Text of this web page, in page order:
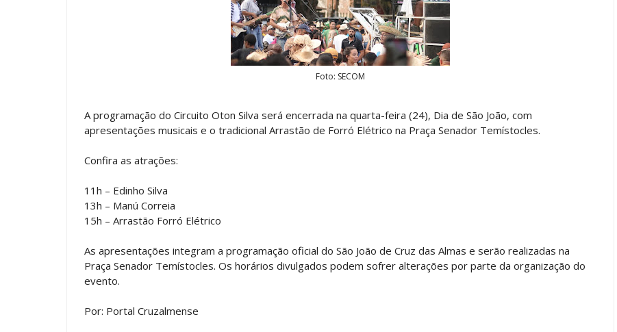
Foto: SECOM
A programação do Circuito Oton Silva será encerrada na quarta-feira (24), Dia de São João, com
apresentações musicais e o tradicional Arrastão de Forró Elétrico na Praça Senador Temístocles.
Confira as atrações:
11h – Edinho Silva
13h – Manú Correia
15h – Arrastão Forró Elétrico
As apresentações integram a programação oficial do São João de Cruz das Almas e serão realizadas na
Praça Senador Temístocles. Os horários divulgados podem sofrer alterações por parte da organização do
evento.
Por: Portal Cruzalmense